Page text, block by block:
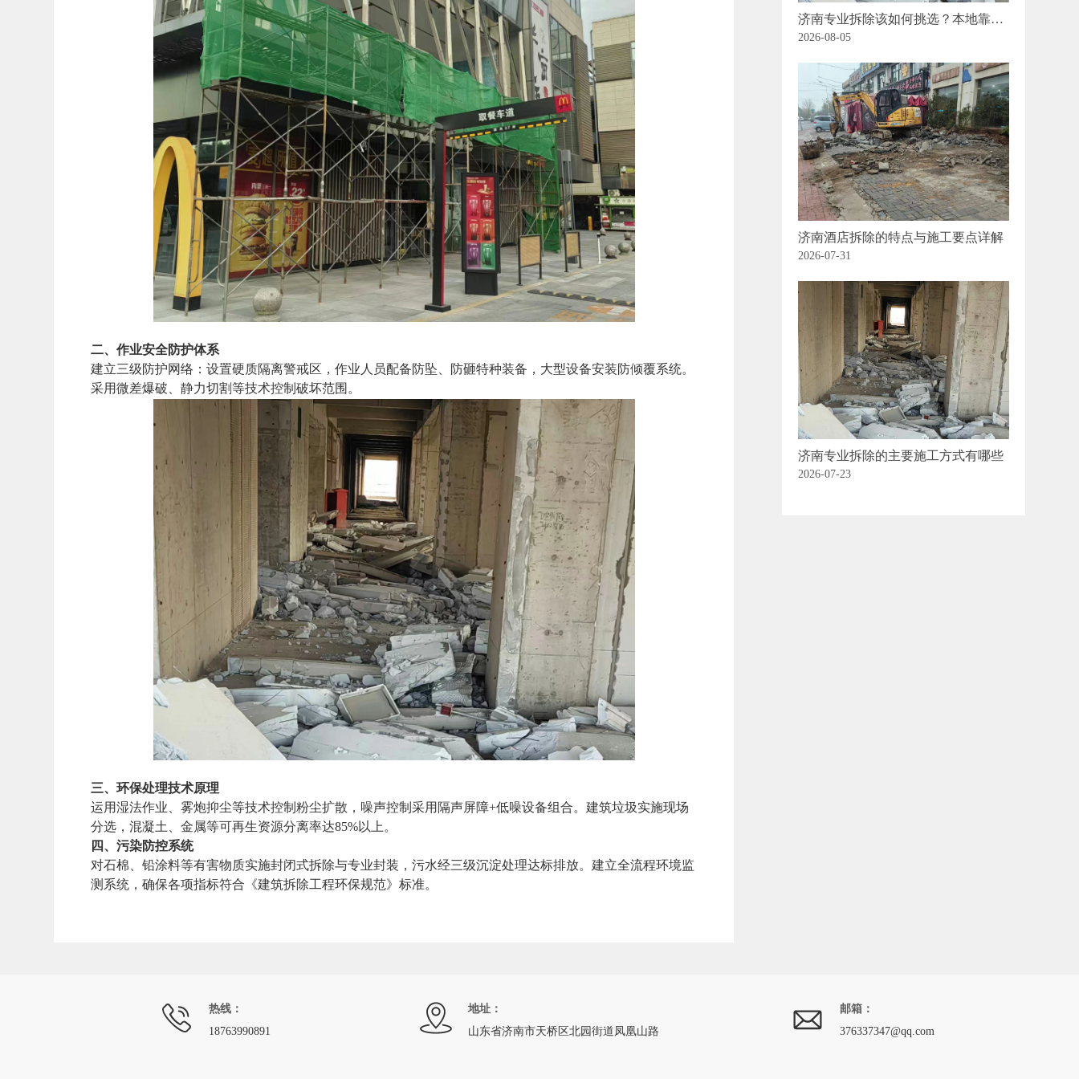
二、作业安全防护体系
建立三级防护网络：设置硬质隔离警戒区，作业人员配备防坠、防砸特种装备，大型设备安装防倾覆系统。
采用微差爆破、静力切割等技术控制破坏范围。
三、环保处理技术原理
运用湿法作业、雾炮抑尘等技术控制粉尘扩散，噪声控制采用隔声屏障+低噪设备组合。建筑垃圾实施现场
分选，混凝土、金属等可再生资源分离率达85%以上。
四、污染防控系统
对石棉、铅涂料等有害物质实施封闭式拆除与专业封装，污水经三级沉淀处理达标排放。建立全流程环境监
测系统，确保各项指标符合《建筑拆除工程环保规范》标准。
济南专业拆除该如何挑选？本地靠谱
商家：济南顺风拆除公司
2026-08-05
济南酒店拆除的特点与施工要点详解
2026-07-31
济南专业拆除的主要施工方式有哪些
2026-07-23
热线：
18763990891
地址：
山东省济南市天桥区北园街道凤凰山路
邮箱：
376337347@qq.com